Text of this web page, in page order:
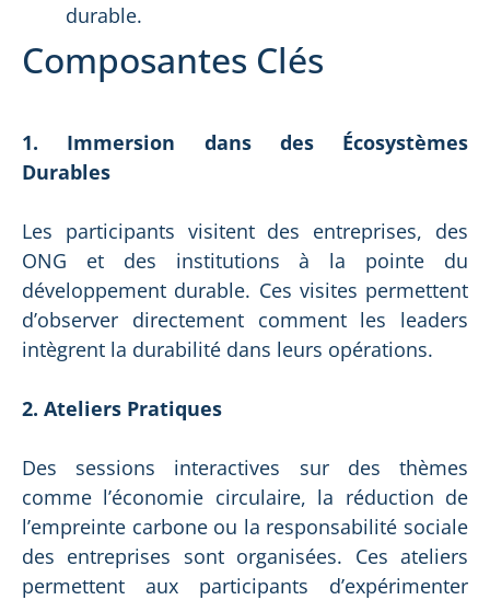
durable.
Composantes Clés
1. Immersion dans des Écosystèmes
Durables
Les participants visitent des entreprises, des
ONG et des institutions à la pointe du
développement durable. Ces visites permettent
d’observer directement comment les leaders
intègrent la durabilité dans leurs opérations.
2. Ateliers Pratiques
Des sessions interactives sur des thèmes
comme l’économie circulaire, la réduction de
l’empreinte carbone ou la responsabilité sociale
des entreprises sont organisées. Ces ateliers
permettent aux participants d’expérimenter